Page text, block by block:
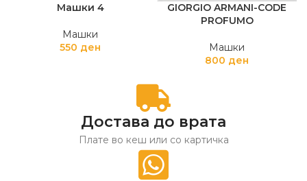
Машки 4
Машки
550 ден
GIORGIO ARMANI-CODE
PROFUMO
Машки
800 ден
Достава до врата
Плате во кеш или со картичка